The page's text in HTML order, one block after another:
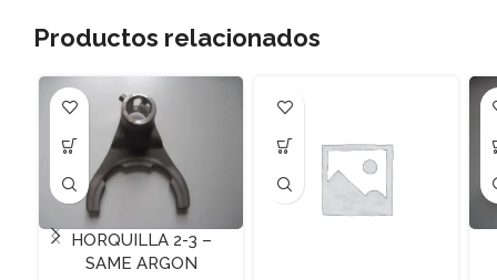
Productos relacionados
HORQUILLA 2-3 –
SAME ARGON